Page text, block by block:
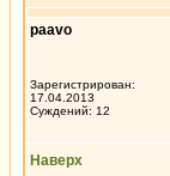
paavo
Зарегистрирован:
17.04.2013
Суждений: 12
Наверх